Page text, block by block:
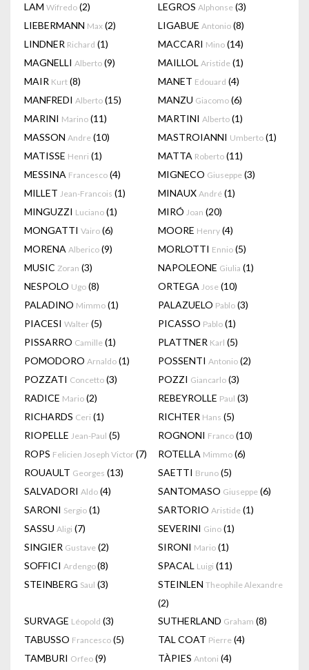
LAM Wifredo (2) LEGROS Alphonse (3)
LIEBERMANN Max (2) LIGABUE Antonio (8)
LINDNER Richard (1) MACCARI Mino (14)
MAGNELLI Alberto (9) MAILLOL Aristide (1)
MAIR Kurt (8) MANET Edouard (4)
MANFREDI Alberto (15) MANZU Giacomo (6)
MARINI Marino (11) MARTINI Alberto (1)
MASSON Andre (10) MASTROIANNI Umberto (1)
MATISSE Henri (1) MATTA Roberto (11)
MESSINA Francesco (4) MIGNECO Giuseppe (3)
MILLET Jean-Francois (1) MINAUX André (1)
MINGUZZI Luciano (1) MIRÓ Joan (20)
MONGATTI Vairo (6) MOORE Henry (4)
MORENA Alberico (9) MORLOTTI Ennio (5)
MUSIC Zoran (3) NAPOLEONE Giulia (1)
NESPOLO Ugo (8) ORTEGA Jose (10)
PALADINO Mimmo (1) PALAZUELO Pablo (3)
PIACESI Walter (5) PICASSO Pablo (1)
PISSARRO Camille (1) PLATTNER Karl (5)
POMODORO Arnaldo (1) POSSENTI Antonio (2)
POZZATI Concetto (3) POZZI Giancarlo (3)
RADICE Mario (2) REBEYROLLE Paul (3)
RICHARDS Ceri (1) RICHTER Hans (5)
RIOPELLE Jean-Paul (5) ROGNONI Franco (10)
ROPS Felicien Joseph Victor (7) ROTELLA Mimmo (6)
ROUAULT Georges (13) SAETTI Bruno (5)
SALVADORI Aldo (4) SANTOMASO Giuseppe (6)
SARONI Sergio (1) SARTORIO Aristide (1)
SASSU Aligi (7) SEVERINI Gino (1)
SINGIER Gustave (2) SIRONI Mario (1)
SOFFICI Ardengo(8) SPACAL Luigi (11)
STEINBERG Saul (3) STEINLEN Theophile Alexandre
(2)
SURVAGE Léopold (3) SUTHERLAND Graham (8)
TABUSSO Francesco (5) TAL COAT Pierre (4)
TAMBURI Orfeo (9) TÀPIES Antoni (4)